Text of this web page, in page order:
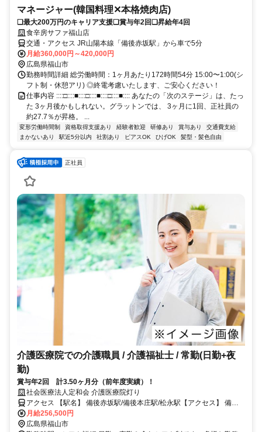
マネージャー(韓国料理✕本格焼肉店)
❏最大200万円のキャリア支援❏賞与年2回❏昇給年4回
食辛房サファ福山店
交通・アクセス JR山陽本線「備後赤坂駅」から車で5分
月給360,000円～420,000円
広島県福山市
勤務時間詳細 総労働時間：1ヶ月あたり172時間54分 15:00〜1:00(シ
フト制・休憩アリ) ◎終電考慮いたします、ご安心ください！
仕事内容 ::::□::::■::::□::::■::::□::::■:::: あなたの「次のステージ」は、たっ
た 3ヶ月後かもしれない。グラットンでは、 3ヶ月に1回、正社員の
約27.7％が昇格。 ...
変形労働時間制 資格取得支援あり 経験者歓迎 研修あり 賞与あり
交通費支給
まかないあり
駅近5分以内 社割あり ピアスOK ひげOK 髪型・髪色自由
正社員
介護医療院での介護職員 / 介護福祉士 / 常勤(日勤+夜
勤)
賞与年2回 計3.50ヶ月分（前年度実績）！
社会医療法人定和会 介護医療院灯り
アクセス 【駅名】 備後赤坂駅/備後本庄駅/松永駅【アクセス】 備後
赤坂駅から徒歩5分
月給256,500円
広島県福山市